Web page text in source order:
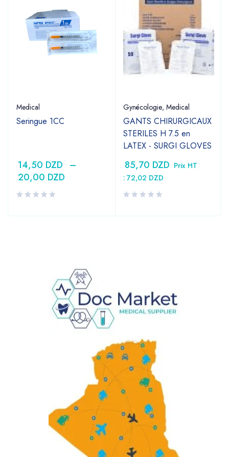
Medical
Seringue 1CC
14,50 DZD –
20,00 DZD
Gynécologie, Medical
GANTS CHIRURGICAUX
STERILES H 7.5 en
LATEX - SURGI GLOVES
85,70 DZD Prix HT
: 72,02 DZD